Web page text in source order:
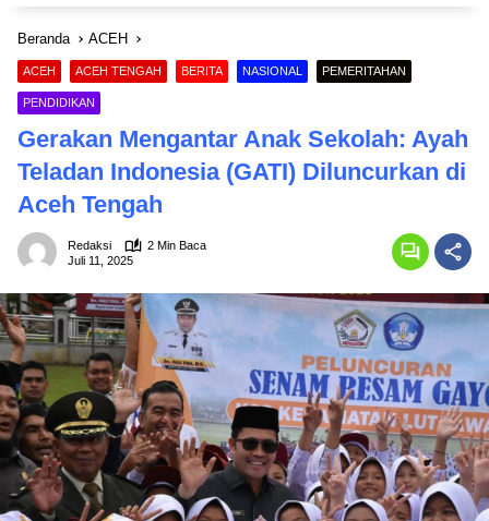
Beranda ACEH
ACEH ACEH TENGAH BERITA NASIONAL PEMERITAHAN
PENDIDIKAN
Gerakan Mengantar Anak Sekolah: Ayah
Teladan Indonesia (GATI) Diluncurkan di
Aceh Tengah
Redaksi
2 Min Baca
Juli 11, 2025